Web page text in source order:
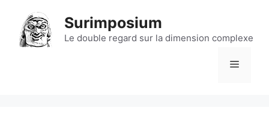
contenu
Surimposium
Le double regard sur la dimension complexe
Menu